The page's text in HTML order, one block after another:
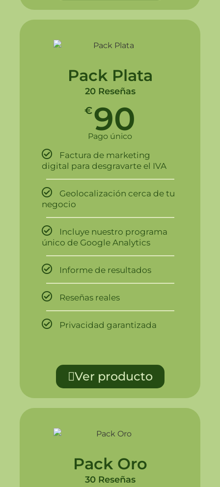
Pack Plata
20 Reseñas
€90
Pago único
Factura de marketing
digital para desgravarte el IVA
Geolocalización cerca de tu
negocio
Incluye nuestro programa
único de Google Analytics
Informe de resultados
Reseñas reales
Privacidad garantizada
Ver producto
Pack Oro
30 Reseñas